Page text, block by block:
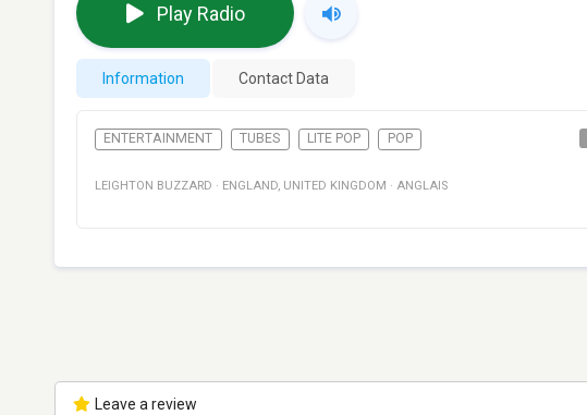
Play Radio
Information Contact Data
ENTERTAINMENT TUBES LITE POP POP
LEIGHTON BUZZARD · ENGLAND, UNITED KINGDOM · ANGLAIS
Leave a review